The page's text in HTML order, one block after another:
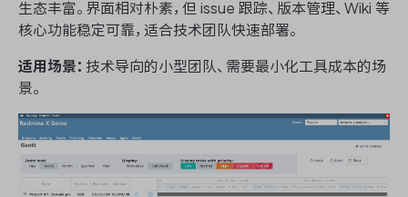
生态丰富。界面相对朴素，但 issue 跟踪、版本管理、Wiki 等
核心功能稳定可靠，适合技术团队快速部署。
适用场景： 技术导向的小型团队、需要最小化工具成本的场
景。